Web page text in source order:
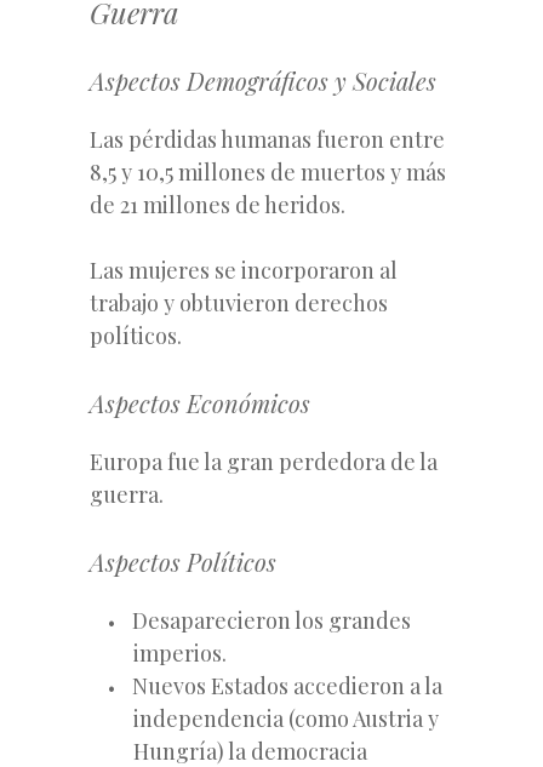
Guerra
Aspectos Demográficos y Sociales
Las pérdidas humanas fueron entre
8,5 y 10,5 millones de muertos y más
de 21 millones de heridos.
Las mujeres se incorporaron al
trabajo y obtuvieron derechos
políticos.
Aspectos Económicos
Europa fue la gran perdedora de la
guerra.
Aspectos Políticos
Desaparecieron los grandes
imperios.
Nuevos Estados accedieron a la
independencia (como Austria y
Hungría) la democracia